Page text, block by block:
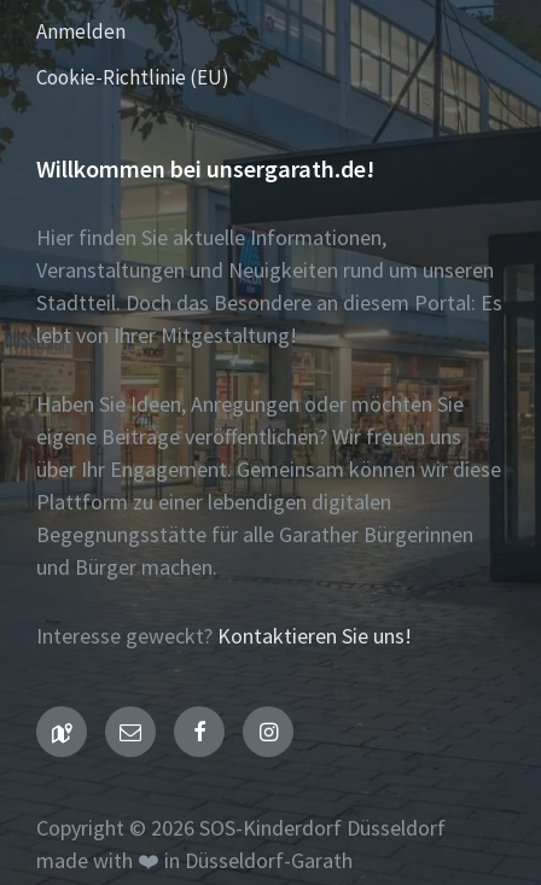
Anmelden
Cookie-Richtlinie (EU)
Willkommen bei unsergarath.de!
Hier finden Sie aktuelle Informationen,
Veranstaltungen und Neuigkeiten rund um unseren
Stadtteil. Doch das Besondere an diesem Portal: Es
lebt von Ihrer Mitgestaltung!
Haben Sie Ideen, Anregungen oder möchten Sie
eigene Beiträge veröffentlichen? Wir freuen uns
über Ihr Engagement. Gemeinsam können wir diese
Plattform zu einer lebendigen digitalen
Begegnungsstätte für alle Garather Bürgerinnen
und Bürger machen.
Interesse geweckt? Kontaktieren Sie uns!
Maps Email FacebookInstagram
Copyright © 2026 SOS-Kinderdorf Düsseldorf
made with ❤️ in Düsseldorf-Garath